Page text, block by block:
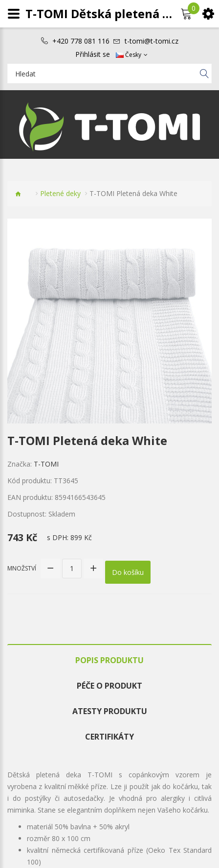
+420 778 081 116
t-tomi@t-tomi.cz
Přihlásit se
Česky
0
Pletené deky T-TOMI Pletená deka White
T-TOMI Pletená deka White
Značka: T-TOMI
Kód produktu: TT3645
EAN produktu: 8594166543645
Dostupnost: Skladem
743 Kč s DPH: 899 Kč
MNOŽSTVÍ Do košíku
POPIS PRODUKTU
PÉČE O PRODUKT
ATESTY PRODUKTU
CERTIFIKÁTY
Dětská pletená deka T-TOMI s copánkovým vzorem je
vyrobena z kvalitní měkké příze. Lze ji použít jak do kočárku, tak
i do postýlky či autosedačky. Je vhodná pro alergiky i citlivá
miminka. Stane se elegantním doplňkem nejen Vašeho kočárku.
materiál 50% bavlna + 50% akryl
rozměr 80 x 100 cm
kvalitní německá certifikovaná příze (Oeko Tex Standard
100)
T-TOMI Dětská pletená deka White